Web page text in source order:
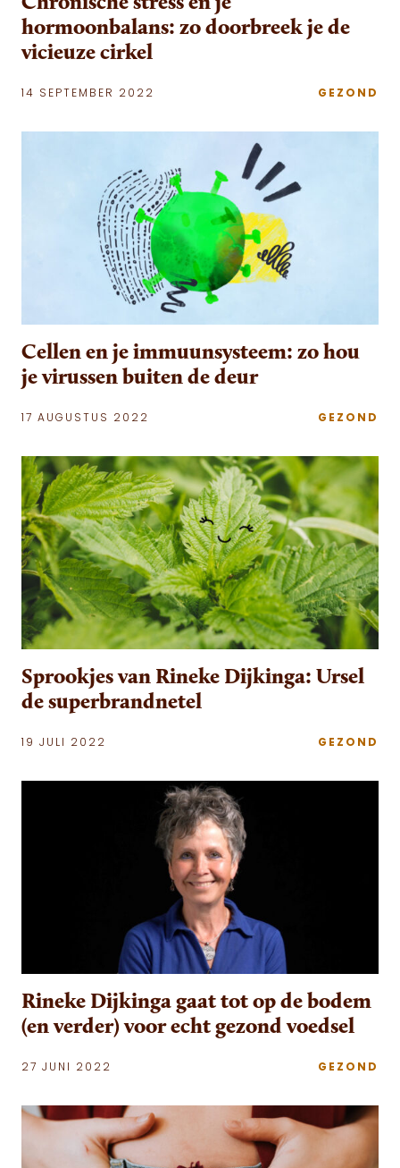
hormoonbalans: zo doorbreek je de
vicieuze cirkel
14 SEPTEMBER 2022 GEZOND
Cellen en je immuunsysteem: zo hou
je virussen buiten de deur
17 AUGUSTUS 2022 GEZOND
Sprookjes van Rineke Dijkinga: Ursel
de superbrandnetel
19 JULI 2022 GEZOND
Rineke Dijkinga gaat tot op de bodem
(en verder) voor echt gezond voedsel
27 JUNI 2022 GEZOND